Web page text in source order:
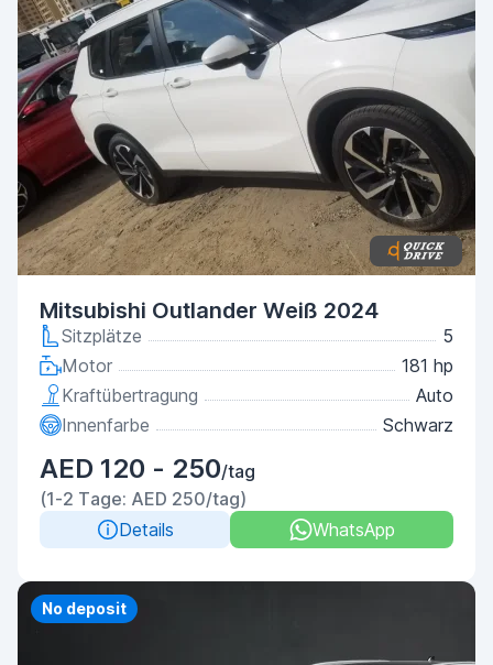
Mitsubishi Outlander Weiß 2024
Sitzplätze
5
Motor
181 hp
Kraftübertragung
Auto
Innenfarbe
Schwarz
AED 120 - 250/tag
(1-2 Tage: AED 250/tag)
Details
WhatsApp
No deposit